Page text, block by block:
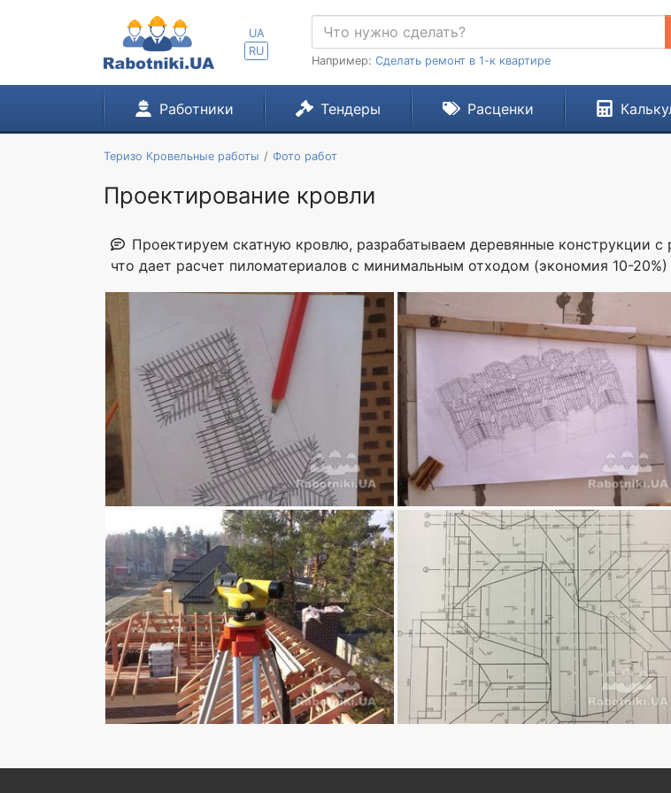
UA
RU
Например: Сделать ремонт в 1-к квартире
Работники Тендеры Расценки
Теризо Кровельные работы Фото работ
Проектирование кровли
Проектируем скатную кровлю, разрабатываем деревянные конструкции с
что дает расчет пиломатериалов с минимальным отходом (экономия 10-20%)